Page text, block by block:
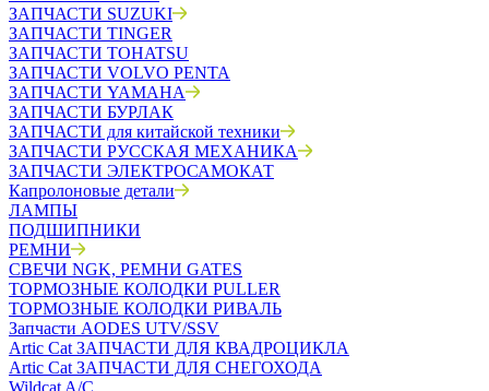
ЗАПЧАСТИ SUZUKI
ЗАПЧАСТИ TINGER
ЗАПЧАСТИ TOHATSU
ЗАПЧАСТИ VOLVO PENTA
ЗАПЧАСТИ YAMAHA
ЗАПЧАСТИ БУРЛАК
ЗАПЧАСТИ для китайской техники
ЗАПЧАСТИ РУССКАЯ МЕХАНИКА
ЗАПЧАСТИ ЭЛЕКТРОСАМОКАТ
Капролоновые детали
ЛАМПЫ
ПОДШИПНИКИ
РЕМНИ
СВЕЧИ NGK, РЕМНИ GATES
ТОРМОЗНЫЕ КОЛОДКИ PULLER
ТОРМОЗНЫЕ КОЛОДКИ РИВАЛЬ
Запчасти AODES UTV/SSV
Artic Cat ЗАПЧАСТИ ДЛЯ КВАДРОЦИКЛА
Artic Cat ЗАПЧАСТИ ДЛЯ СНЕГОХОДА
Wildcat A/C